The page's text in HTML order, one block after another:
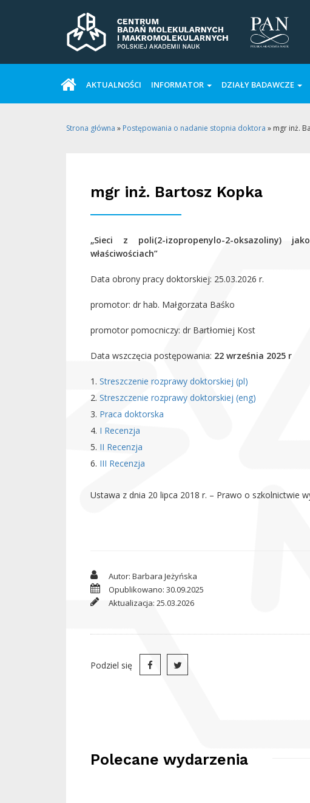
AKTUALNOŚCI INFORMATOR DZIAŁY BADAWCZE
Strona główna » Postępowania o nadanie stopnia doktora » mgr inż.
mgr inż. Bartosz Kopka
„Sieci z poli(2-izopropenylo-2-oksazoliny)
właściwościach”
Data obrony pracy doktorskiej: 25.03.2026 r.
promotor: dr hab. Małgorzata Baśko
promotor pomocniczy: dr Bartłomiej Kost
Data wszczęcia postępowania: 22 września 2025 r
Streszczenie rozprawy doktorskiej (pl)
Streszczenie rozprawy doktorskiej (eng)
Praca doktorska
I Recenzja
II Recenzja
III Recenzja
Ustawa z dnia 20 lipca 2018 r. – Prawo o szkolnictwie
Autor: Barbara Jeżyńska
Opublikowano: 30.09.2025
Aktualizacja: 25.03.2026
Podziel się
Polecane wydarzenia